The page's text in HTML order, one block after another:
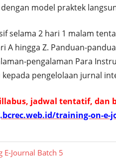
model praktek
selama 2 hari 1 malam
A hingga Z. Panduan-
pengalaman Para
kepada pengelolaan jurnal
jadwal tentatif, dan
training-on-e-
E-Journal Batch 5